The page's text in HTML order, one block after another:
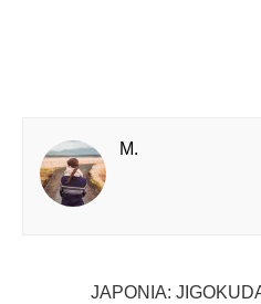
M.
JAPONIA: